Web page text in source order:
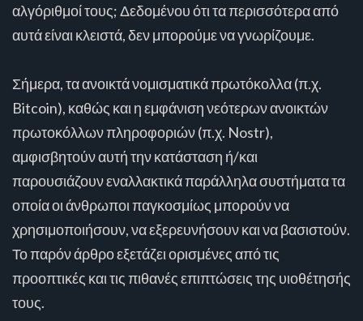
αλγόριθμοί τους; Δεδομένου ότι τα περισσότερα από
αυτά είναι κλειστά, δεν μπορούμε να γνωρίζουμε.
Σήμερα, τα ανοικτά νομισματικά πρωτόκολλα (π.χ.
Bitcoin), καθώς και η εμφάνιση νεότερων ανοικτών
πρωτοκόλλων πληροφοριών (π.χ. Nostr),
αμφισβητούν αυτή την κατάσταση ή/και
παρουσιάζουν εναλλακτικά παράλληλα συστήματα τα
οποία οι άνθρωποι παγκοσμίως μπορούν να
χρησιμοποιήσουν, να εξερευνήσουν και να βασιστούν.
Το παρόν άρθρο εξετάζει ορισμένες από τις
προοπτικές και τις πιθανές επιπτώσεις της υιοθέτησής
τους.